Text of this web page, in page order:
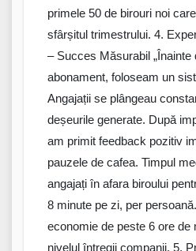
primele 50 de birouri noi
sfârșitul trimestrului. 4.
– Succes Măsurabil
abonament, foloseam un
Angajații se plângeau
deșeurile generate. După
am primit feedback pozitiv
pauzele de cafea. Timpul
angajați în afara biroului
8 minute pe zi, per
economie de peste 6 ore de
nivelul întregii companii. 5.